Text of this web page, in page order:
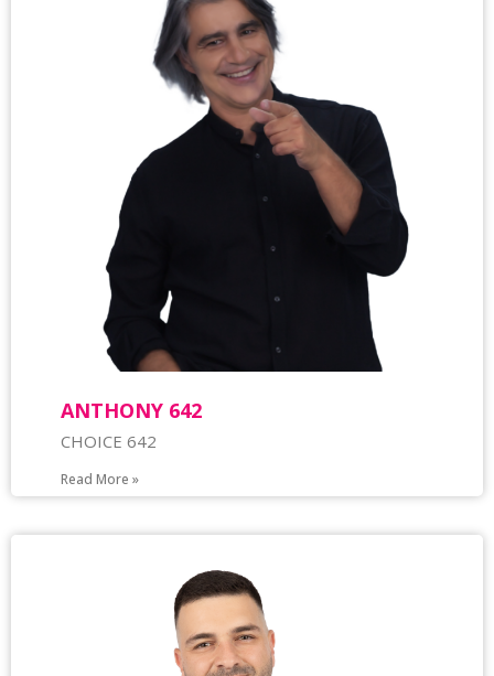
ΑΝΤΗΟΝΥ 642
CHOICE 642
Read More »